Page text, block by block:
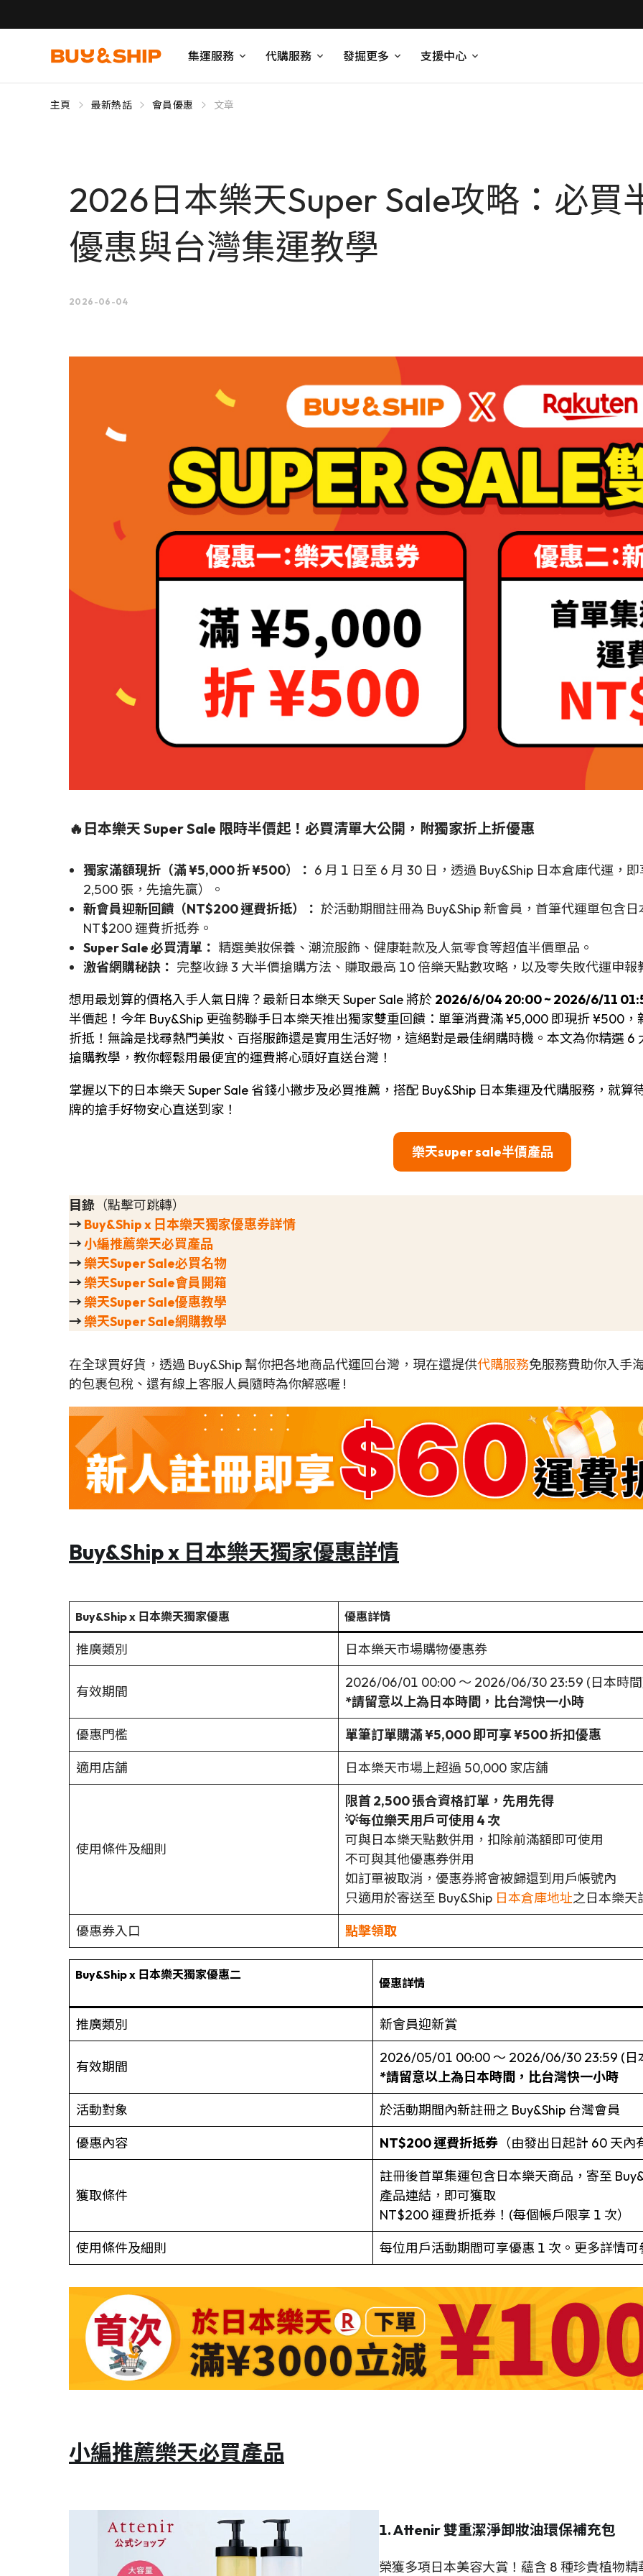
集運服務 代購服務 發掘更多 支援中心
主頁 最新熱話 會員優惠 文章
2026日本樂天Super Sale攻略：必買
優惠與台灣集運教學
2026-06-04
🔥日本樂天 Super Sale 限時半價起！必買清單大公開，附獨家折上折優惠
獨家滿額現折（滿 ¥5,000 折 ¥500）： 6 月 1 日至 6 月 30 日，透過 Buy&Ship 日本倉庫代運，
2,500 張，先搶先贏）。
新會員迎新回饋（NT$200 運費折抵）： 於活動期間註冊為 Buy&Ship 新會員，首筆代運單包含
NT$200 運費折抵券。
Super Sale 必買清單： 精選美妝保養、潮流服飾、健康鞋款及人氣零食等超值半價單品。
激省網購秘訣： 完整收錄 3 大半價搶購方法、賺取最高 10 倍樂天點數攻略，以及零失敗代運申報
想用最划算的價格入手人氣日牌？最新日本樂天 Super Sale 將於 2026/6/04 20:00 ~ 2026/6/11
半價起！今年 Buy&Ship 更強勢聯手日本樂天推出獨家雙重回饋：單筆消費滿 ¥5,000 即現折 ¥500
折抵！無論是找尋熱門美妝、百搭服飾還是實用生活好物，這絕對是最佳網購時機。本文為你精選
搶購教學，教你輕鬆用最便宜的運費將心頭好直送台灣！
掌握以下的日本樂天 Super Sale 省錢小撇步及必買推薦，搭配 Buy&Ship 日本集運及代購服務，就
牌的搶手好物安心直送到家！
樂天super sale半價產品
目錄 （點擊可跳轉）
→ Buy&Ship x 日本樂天獨家優惠券詳情
→小編推薦樂天必買產品
→樂天Super Sale必買名物
→樂天Super Sale會員開箱
→樂天Super Sale優惠教學
→樂天Super Sale網購教學
在全球買好貨，透過 Buy&Ship 幫你把各地商品代運回台灣，現在還提供代購服務免服務費助你入手
的包裹包稅、還有線上客服人員隨時為你解惑喔 !
Buy&Ship x 日本樂天獨家優惠詳情
Buy&Ship x 日本樂天獨家優惠 優惠詳情
推廣類別 日本樂天市場購物優惠券
有效期間
2026/06/01 00:00 ～ 2026/06/30 23:59 (日本時
*請留意以上為日本時間，比台灣快一小時
優惠門檻
單筆訂單購滿 ¥5,000 即可享 ¥500 折扣優惠
適用店舖
日本樂天市場上超過 50,000 家店舖
使用條件及細則
限首 2,500 張合資格訂單，先用先得
💡每位樂天用戶可使用 4 次
可與日本樂天點數併用，扣除前滿額即可使用
不可與其他優惠券併用
如訂單被取消，優惠券將會被歸還到用戶帳號內
只適用於寄送至 Buy&Ship 日本倉庫地址之日本樂天
優惠券入口
點擊領取
Buy&Ship x 日本樂天獨家優惠二
優惠詳情
推廣類別 新會員迎新賞
有效期間
2026/05/01 00:00 ～ 2026/06/30 23:59 (日
*請留意以上為日本時間，比台灣快一小時
活動對象
於活動期間內新註冊之 Buy&Ship 台灣會員
優惠內容
NT$200 運費折抵券 （由發出日起計 60 天內
獲取條件
註冊後首單集運包含日本樂天商品，寄至
產品連結，即可獲取
NT$200 運費折抵券！(每個帳戶限享 1 次）
使用條件及細則
每位用戶活動期間可享優惠 1 次。更多詳情可
小編推薦樂天必買產品
1. Attenir 雙重潔淨卸妝油環保補充包
榮獲多項日本美容大賞！蘊含 8 種珍貴植物